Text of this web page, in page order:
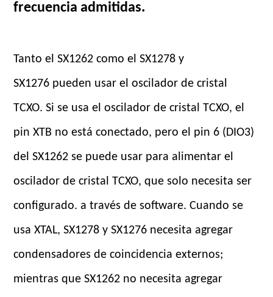
frecuencia admitidas.
Tanto el SX1262 como el SX1278 y
SX1276 pueden usar el oscilador de cristal
TCXO. Si se usa el oscilador de cristal TCXO, el
pin XTB no está conectado, pero el pin 6 (DIO3)
del SX1262 se puede usar para alimentar el
oscilador de cristal TCXO, que solo necesita ser
configurado. a través de software. Cuando se
usa XTAL, SX1278 y SX1276 necesita agregar
condensadores de coincidencia externos;
mientras que SX1262 no necesita agregar